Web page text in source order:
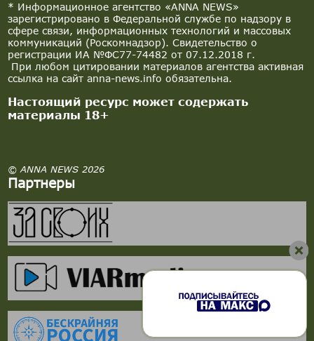
* Информационное агентство «ANNA NEWS»
зарегистрировано в Федеральной службе по надзору в
сфере связи, информационных технологий и массовых
коммуникаций (Роскомнадзор). Свидетельство о
регистрации ИА №ФС77-74482 от 07.12.2018 г.
При любом цитировании материалов агентства активная
ссылка на сайт anna-news.info обязательна.
Настоящий ресурс может содержать
материалы 18+
© ANNA NEWS 2026
Партнеры